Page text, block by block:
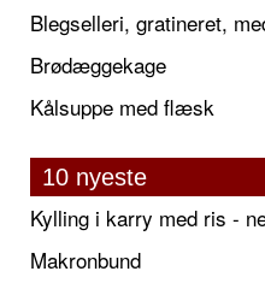
Blegselleri, gratineret,
Brødæggekage
Kålsuppe med flæsk
10 nyeste
Kylling i karry med ris -
Makronbund